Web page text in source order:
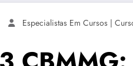
Especialistas Em Cursos |